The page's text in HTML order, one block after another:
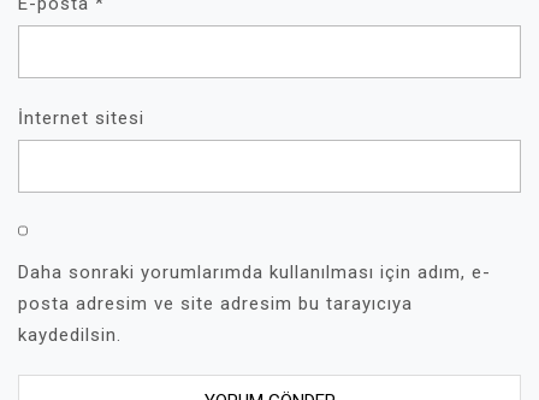
İnternet sitesi
Daha sonraki yorumlarımda kullanılması için adım, e-
posta adresim ve site adresim bu tarayıcıya
kaydedilsin.